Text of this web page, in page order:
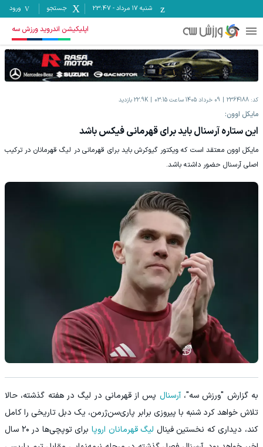
شنبه ۱۷ مرداد -
23:47 جستجو ورود
اپلیکیشن اندروید ورزش سه
کد: 2364188 09 خرداد 1405 ساعت 03:15 22.9K بازدید
مایکل اوون:
این ستاره آرسنال باید برای قهرمانی فیکس باشد
مایکل اوون معتقد است که ویکتور گیوکرش باید برای قهرمانی در لیگ قهرمانان در ترکیب
اصلی آرسنال حضور داشته باشد.
به گزارش "ورزش سه"،آرسنال پس از قهرمانی در لیگ در هفته گذشته، حالا
تلاش خواهد کرد شنبه با پیروزی برابر پاری‌سن‌ژرمن، یک دبل تاریخی را کامل
کند، دیداری که نخستین فینال لیگ قهرمانان اروپا
برای توپچی‌ها در ۲۰ سال